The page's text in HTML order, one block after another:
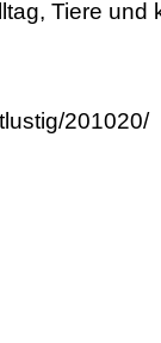
Tiere und
201020/